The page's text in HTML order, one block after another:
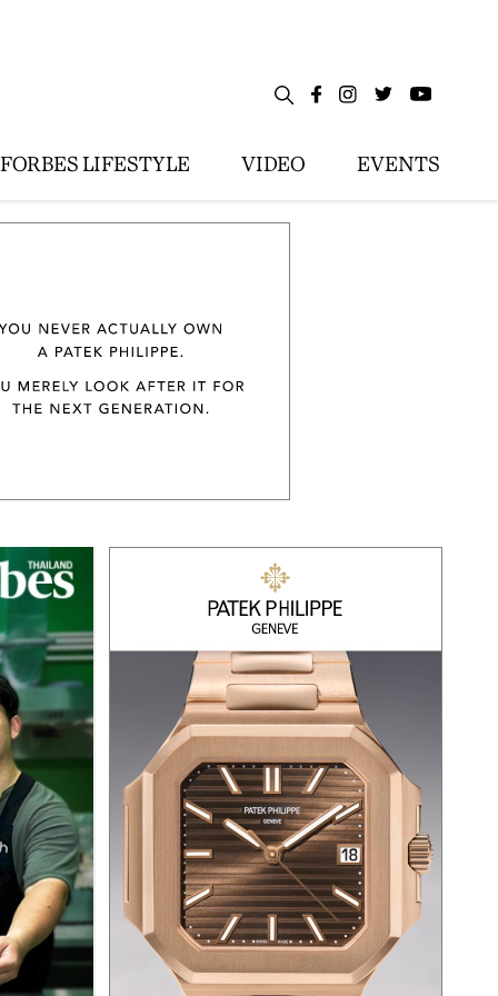
FORBES LIFESTYLE VIDEO EVENTS